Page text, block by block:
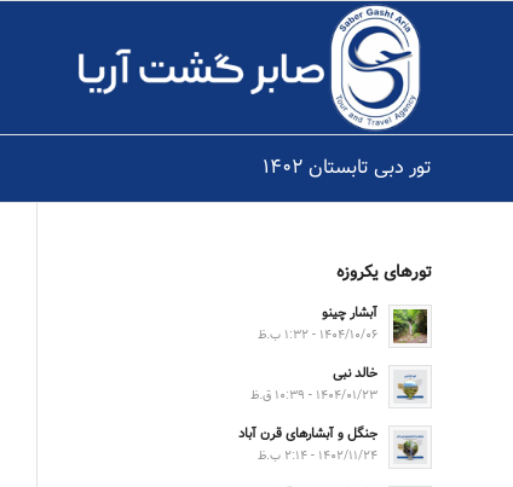
تور دبی تابستان ۱۴۰۲
تورهای یکروزه
آبشار چینو
۱۴۰۴/۱۰/۰۶ - ۱:۳۲ ب.ظ
خالد نبی
۱۴۰۴/۰۱/۲۳ - ۱۰:۳۹ ق.ظ
جنگل و آبشارهای قرن آباد
۱۴۰۲/۱۱/۲۴ - ۲:۱۴ ب.ظ